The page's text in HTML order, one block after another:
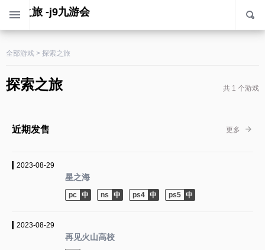
探索之旅 -j9九游会
全部游戏 > 探索之旅
探索之旅 共 1 个游戏
近期发售 更多
2023-08-29
星之海
pc ns ps4 ps5
2023-08-29
再见火山高校